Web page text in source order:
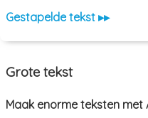
Gestapelde tekst ▸▸
Grote tekst
Maak enorme teksten met